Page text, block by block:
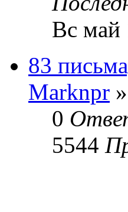
Вс май
83
Marknpr
0
5544